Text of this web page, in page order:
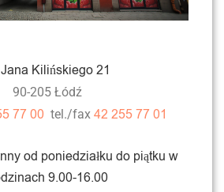
Kilińskiego 21
90-205 Łódź
77 00 tel./fax 42 255 77 01
od poniedziałku do piątku w
9.00-16.00